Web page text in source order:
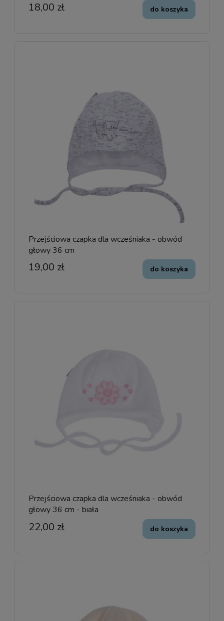
18,00 zł do koszyka
Przejściowa czapka dla wcześniaka - obwód
głowy 36 cm
19,00 zł do koszyka
Przejściowa czapka dla wcześniaka - obwód
głowy 36 cm - biała
22,00 zł do koszyka